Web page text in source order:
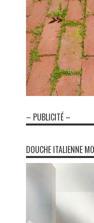
– PUBLICITÉ –
DOUCHE ITALIENNE